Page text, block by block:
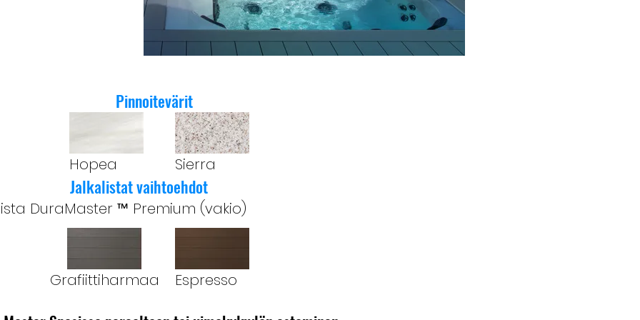
Pinnoitevärit
Hopea Sierra
Jalkalistat vaihtoehdot
DuraMaster ™ Premium (vakio)
Grafiittiharmaa Espresso